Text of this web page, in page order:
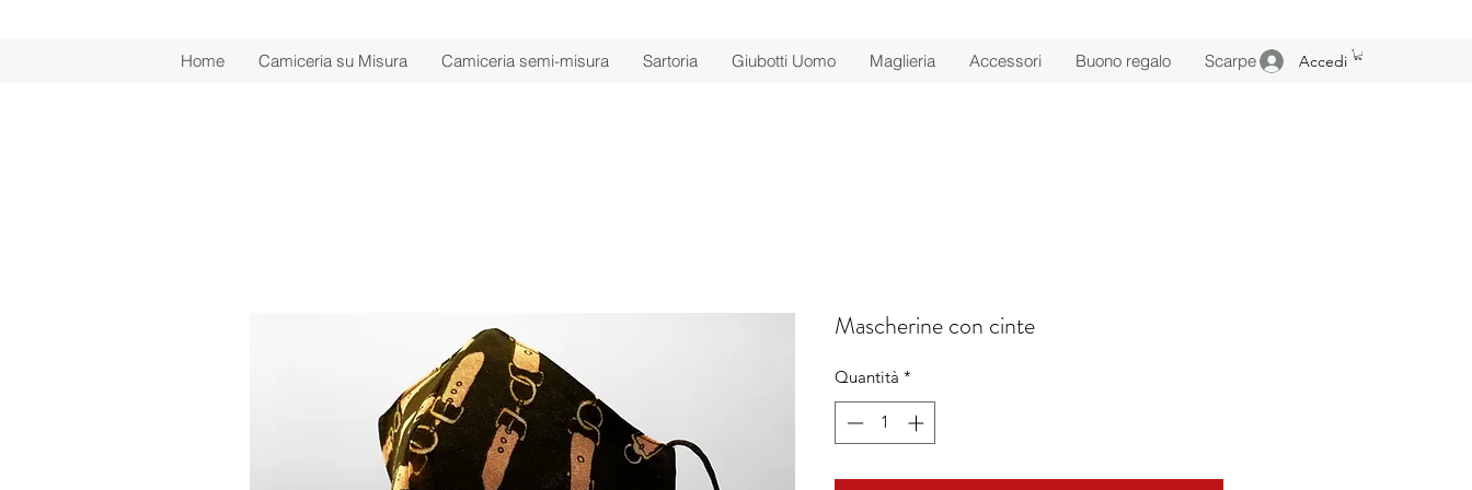
Home Camiceria su Misura Camiceria semi-misura Sartoria Giubotti Uomo Maglieria Accessori Buono regalo Scarpe Accedi
Mascherine con cinte
Quantità *